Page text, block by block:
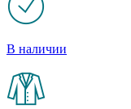
В наличии